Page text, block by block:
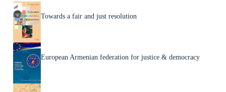
Towards a fair and just resolution
European Armenian federation for justice & democracy